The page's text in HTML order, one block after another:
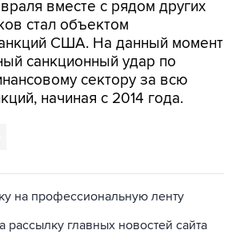
США. На данный момент
санкционный удар по
сектору за всю
начиная с 2014 года.
рассылку главных новостей сайта
новости в официальном